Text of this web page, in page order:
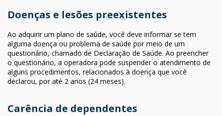
Doenças e lesões preexistentes
Ao adquirir um plano de saúde, você deve informar se tem
alguma doença ou problema de saúde por meio de um
questionário, chamado de Declaração de Saúde. Ao preencher
o questionário, a operadora pode suspender o atendimento de
alguns procedimentos, relacionados à doença que você
declarou, por até 2 anos (24 meses).
Carência de dependentes